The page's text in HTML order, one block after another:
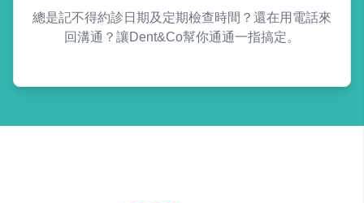
總是記不得約診日期及定期檢查時間？還在用電話來
回溝通？讓Dent&Co幫你通通一指搞定。